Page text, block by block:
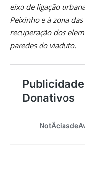
eixo de ligação
Peixinho e à zona
recuperação dos
paredes do viaduto.